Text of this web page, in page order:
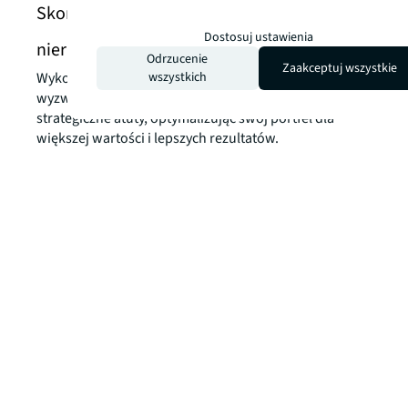
Skontaktuj się z nami w sprawie marketingu
nieruchomości
Wykorzystaj naszą lokalną wiedzę, aby przekształcić
wyzwania związane z nieruchomościami w
strategiczne atuty, optymalizując swój portfel dla
większej wartości i lepszych rezultatów.
Dostosuj ustawienia
Odrzucenie
wszystkich
Zaakceptuj wszystkie